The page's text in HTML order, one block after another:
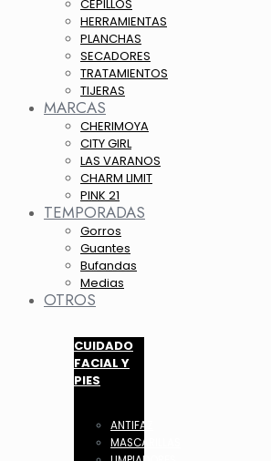
CEPILLOS
HERRAMIENTAS
PLANCHAS
SECADORES
TRATAMIENTOS
TIJERAS
MARCAS
CHERIMOYA
CITY GIRL
LAS VARANOS
CHARM LIMIT
PINK 21
TEMPORADAS
Gorros
Guantes
Bufandas
Medias
OTROS
CUIDADO
FACIAL Y
PIES
ANTIFAZ
MASCARILLAS